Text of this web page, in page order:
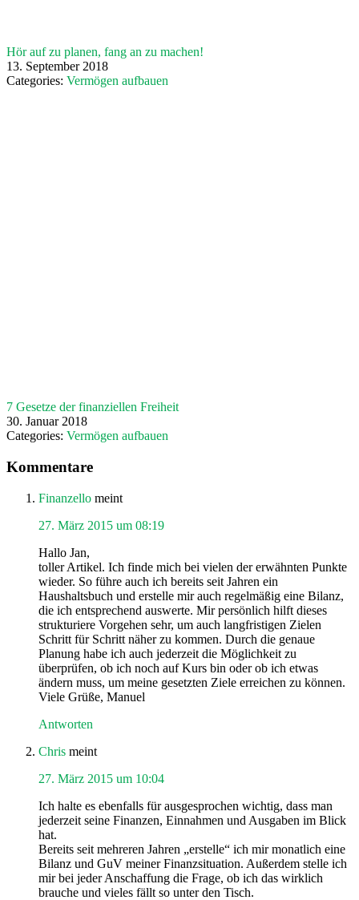
Hör auf zu planen, fang an zu machen!
13. September 2018
Categories: Vermögen aufbauen
7 Gesetze der finanziellen Freiheit
30. Januar 2018
Categories: Vermögen aufbauen
Interaktionen
Kommentare
Finanzello meint
27. März 2015 um 08:19
Hallo Jan,
toller Artikel. Ich finde mich bei vielen der erwähnten Punkte
wieder. So führe auch ich bereits seit Jahren ein
Haushaltsbuch und erstelle mir auch regelmäßig eine Bilanz,
die ich entsprechend auswerte. Mir persönlich hilft dieses
strukturiere Vorgehen sehr, um auch langfristigen Zielen
Schritt für Schritt näher zu kommen. Durch die genaue
Planung habe ich auch jederzeit die Möglichkeit zu
überprüfen, ob ich noch auf Kurs bin oder ob ich etwas
ändern muss, um meine gesetzten Ziele erreichen zu können.
Viele Grüße, Manuel
Antworten
Chris meint
27. März 2015 um 10:04
Ich halte es ebenfalls für ausgesprochen wichtig, dass man
jederzeit seine Finanzen, Einnahmen und Ausgaben im Blick
hat.
Bereits seit mehreren Jahren „erstelle“ ich mir monatlich eine
Bilanz und GuV meiner Finanzsituation. Außerdem stelle ich
mir bei jeder Anschaffung die Frage, ob ich das wirklich
brauche und vieles fällt so unter den Tisch.